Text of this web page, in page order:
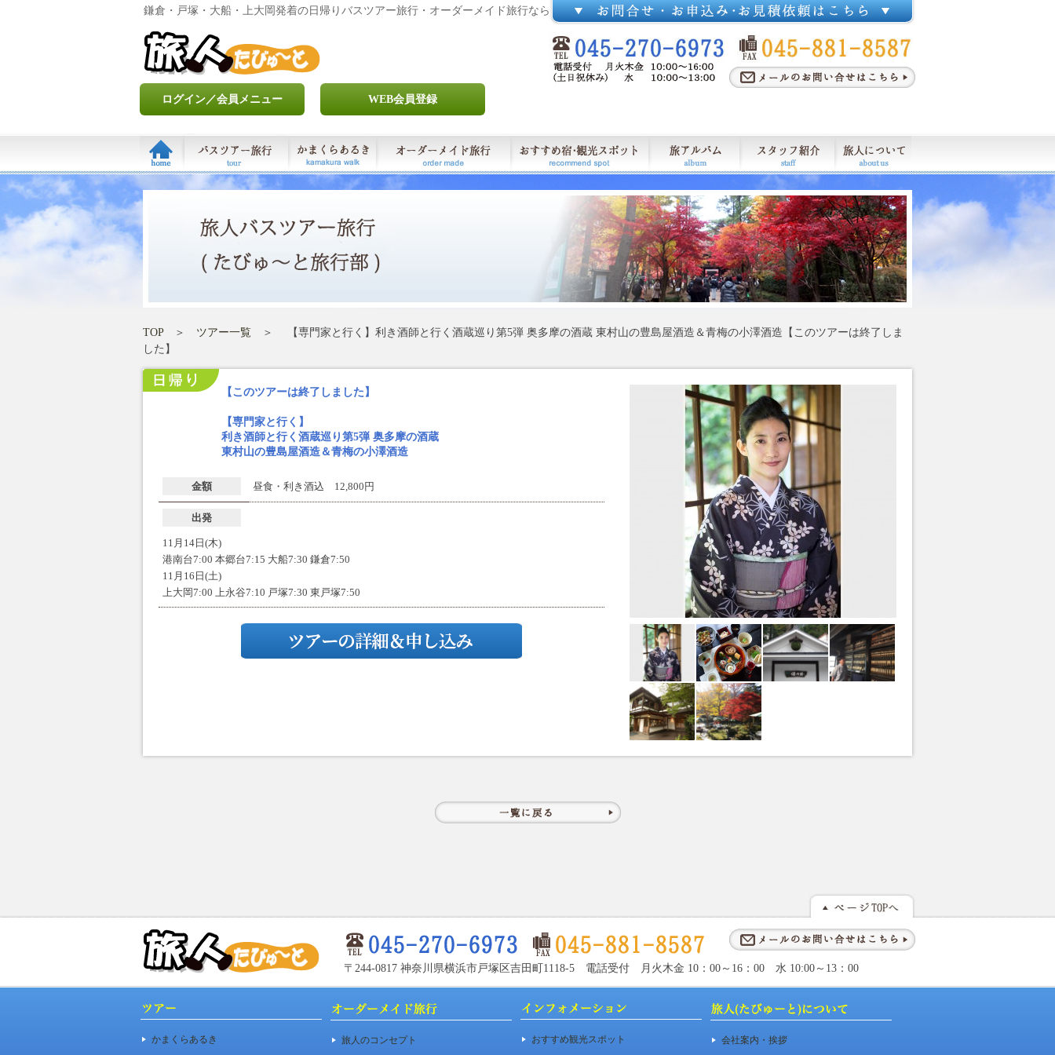
鎌倉・戸塚・大船・上大岡発着の日帰りバスツアー旅行・オーダーメイド旅行なら
ログイン／会員メニュー WEB会員登録
TOP＞ ツアー一覧 ＞ 【専門家と行く】利き酒師と行く酒蔵巡り第5弾 奥多摩の酒蔵 東村山の豊島屋酒造＆青梅の小澤酒造【このツアーは終了しま
した】
【このツアーは終了しました】
【専門家と行く】
利き酒師と行く酒蔵巡り第5弾 奥多摩の酒蔵
東村山の豊島屋酒造＆青梅の小澤酒造
金額 昼食・利き酒込 12,800円
出発
11月14日(木)
港南台7:00 本郷台7:15 大船7:30 鎌倉7:50
11月16日(土)
上大岡7:00 上永谷7:10 戸塚7:30 東戸塚7:50
〒244-0817 神奈川県横浜市戸塚区吉田町1118-5 電話受付 月火木金 10：00～16：00 水 10:00～13：00
かまくらあるき 旅人のコンセプト おすすめ観光スポット 会社案内・挨拶